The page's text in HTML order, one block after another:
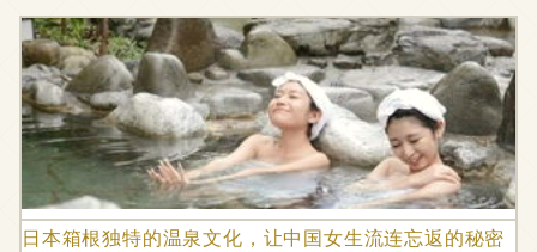
日本箱根独特的温泉文化，让中国女生流连忘返的秘密